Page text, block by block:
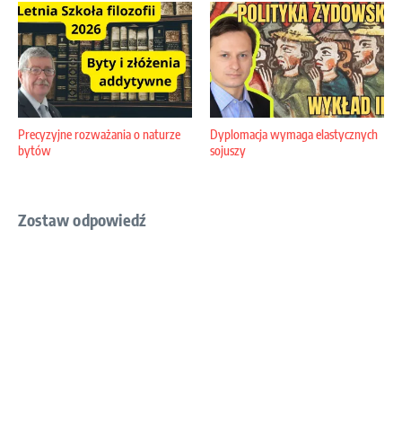
Precyzyjne rozważania o naturze
bytów
Dyplomacja wymaga elastycznych
sojuszy
Zostaw odpowiedź